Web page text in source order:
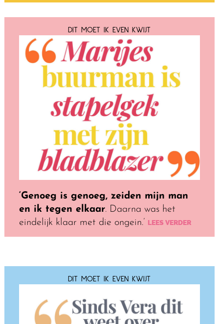
DIT MOET IK EVEN KWIJT
‘Genoeg is genoeg, zeiden mijn man
en ik tegen elkaar. Daarna was het
eindelijk klaar met die ongein.’ LEES VERDER
DIT MOET IK EVEN KWIJT